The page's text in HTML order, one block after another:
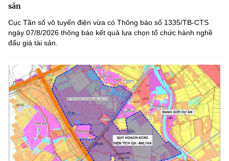
sản
Cục Tần số vô tuyến điện vừa có Thông báo số 1335/TB-CTS
ngày 07/8/2026 thông báo kết quả lựa chọn tổ chức hành nghề
đấu giá tài sản.